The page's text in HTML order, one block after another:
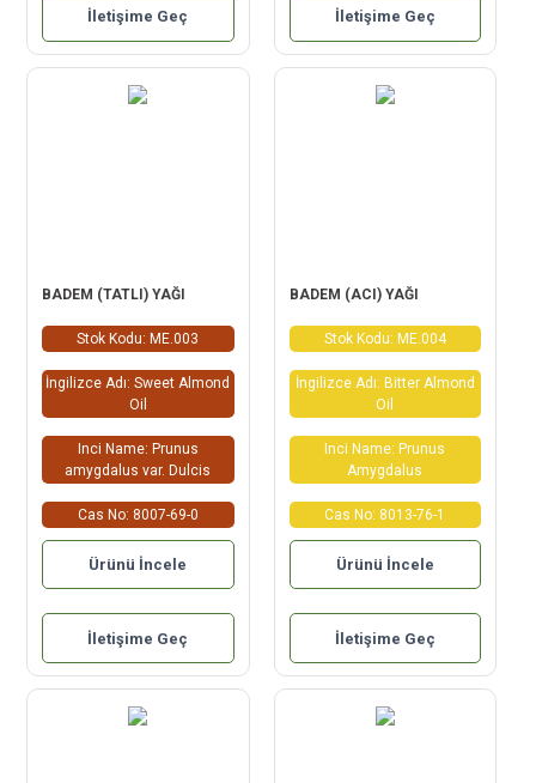
İletişime Geç İletişime Geç
BADEM (TATLI) YAĞI
Stok Kodu: ME.003
İngilizce Adı: Sweet Almond
Oil
Inci Name: Prunus
amygdalus var. Dulcis
Cas No: 8007-69-0
Ürünü İncele
İletişime Geç
BADEM (ACI) YAĞI
Stok Kodu: ME.004
İngilizce Adı: Bitter Almond
Oil
Inci Name: Prunus
Amygdalus
Cas No: 8013-76-1
Ürünü İncele
İletişime Geç